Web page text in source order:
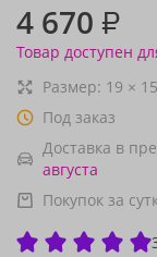
4 670 ₽
Товар доступен
Размер: 19 × 15
Под заказ
Доставка в
августа
Покупок за